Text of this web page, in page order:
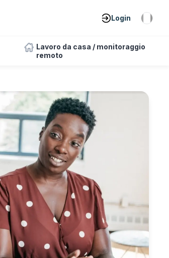
Login
Lavoro da casa / monitoraggio
remoto